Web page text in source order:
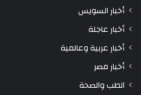
أخبار السويس
أخبار عاجلة
أخبار عربية وعالمية
أخبار مصر
الطب والصحة